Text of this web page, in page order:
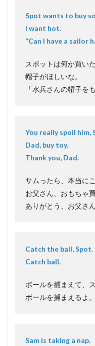
Spot wants to buy
I want hot.
“Can I have a sailor
スポットは何か買い
帽子がほしいな。
「水兵さんの帽子を
You really spoil him,
Dad, buy toy.
Thank you, Dad.
サムったら、本当に
お父さん、おもちゃ買
ありがとう、お父さん
Catch the ball, Spot.
Catch ball.
ボールを捕まえて、ス
ボールを捕まえるよ。
Sam is taking a nap.